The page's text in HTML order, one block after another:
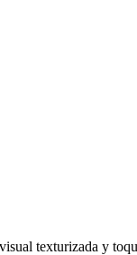
texturizada y